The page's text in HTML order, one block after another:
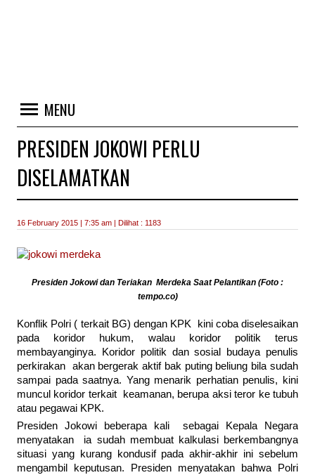
MENU
PRESIDEN JOKOWI PERLU
DISELAMATKAN
16 February 2015 | 7:35 am | Dilihat : 1183
Presiden Jokowi dan Teriakan Merdeka Saat Pelantikan (Foto :
tempo.co)
Konflik Polri ( terkait BG) dengan KPK kini coba diselesaikan
pada koridor hukum, walau koridor politik terus
membayanginya. Koridor politik dan sosial budaya penulis
perkirakan akan bergerak aktif bak puting beliung bila sudah
sampai pada saatnya. Yang menarik perhatian penulis, kini
muncul koridor terkait keamanan, berupa aksi teror ke tubuh
atau pegawai KPK.
Presiden Jokowi beberapa kali sebagai Kepala Negara
menyatakan ia sudah membuat kalkulasi berkembangnya
situasi yang kurang kondusif pada akhir-akhir ini sebelum
mengambil keputusan. Presiden menyatakan bahwa Polri